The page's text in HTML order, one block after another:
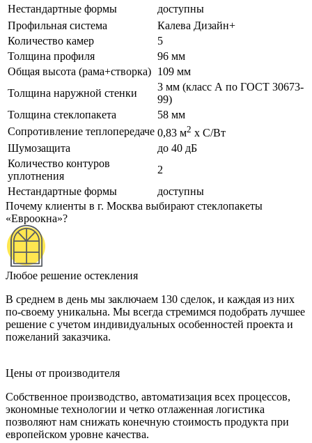
Нестандартные формы
доступны
Профильная система
Калева Дизайн+
Количество камер
5
Толщина профиля
96 мм
Общая высота (рама+створка) 109 мм
Толщина наружной стенки
3 мм (класс А по ГОСТ 30673-
99)
Толщина стеклопакета
58 мм
Сопротивление теплопередаче 0,83 м2 х С/Вт
Шумозащита
до 40 дБ
Количество контуров
уплотнения
2
Нестандартные формы
доступны
Почему клиенты в г. Москва выбирают стеклопакеты
«Евроокна»?
Любое решение остекления
В среднем в день мы заключаем 130 сделок, и каждая из них
по-своему уникальна. Мы всегда стремимся подобрать лучшее
решение с учетом индивидуальных особенностей проекта и
пожеланий заказчика.
Цены от производителя
Собственное производство, автоматизация всех процессов,
экономные технологии и четко отлаженная логистика
позволяют нам снижать конечную стоимость продукта при
европейском уровне качества.